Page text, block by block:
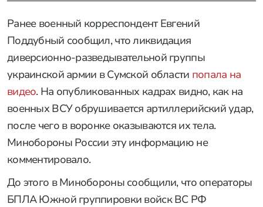
Ранее военный корреспондент Евгений
Поддубный сообщил, что ликвидация
диверсионно-разведывательной группы
украинской армии в Сумской области попала на
видео. На опубликованных кадрах видно, как на
военных ВСУ обрушивается артиллерийский удар,
после чего в воронке оказываются их тела.
Минобороны России эту информацию не
комментировало.
До этого в Минобороны сообщили, что операторы
БПЛА Южной группировки войск ВС РФ